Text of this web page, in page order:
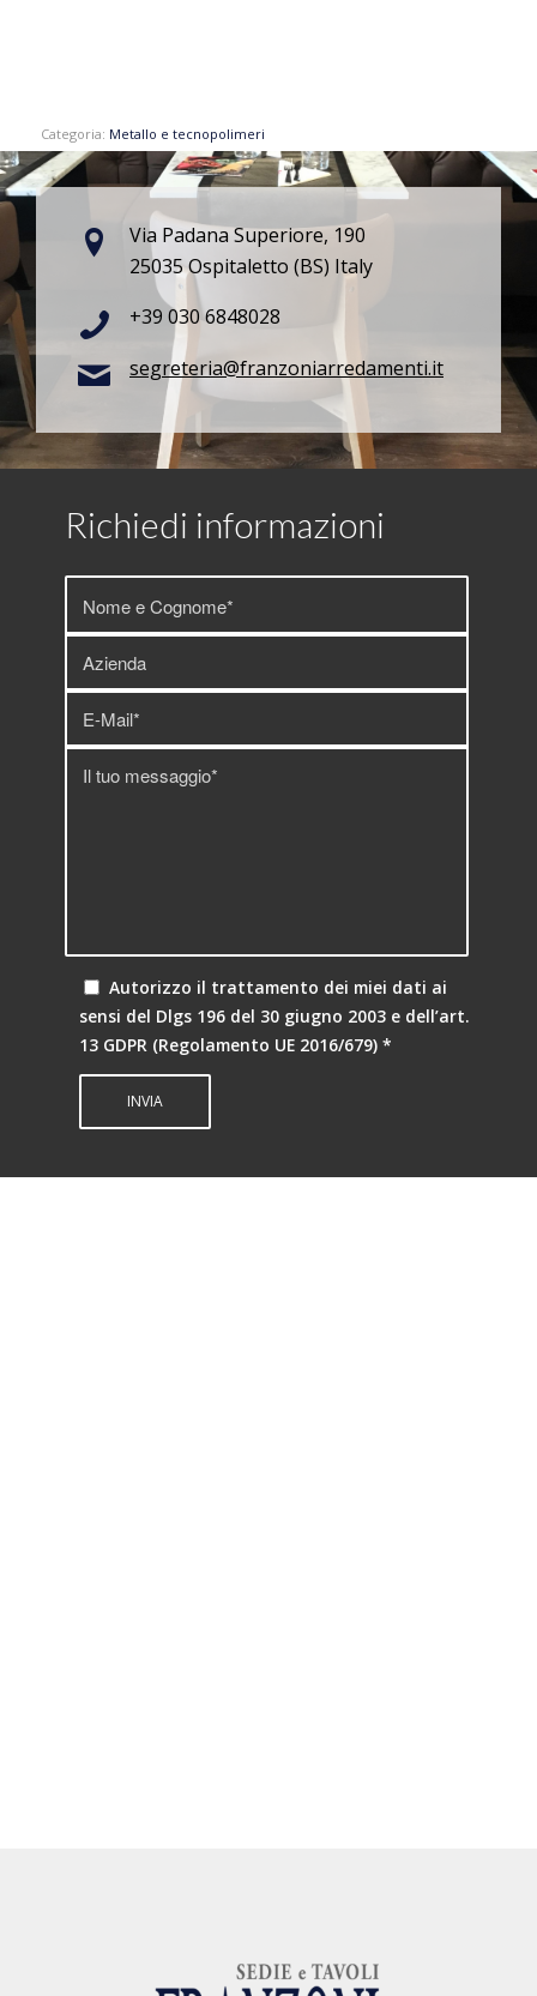
Categoria: Metallo e tecnopolimeri
Via Padana Superiore, 190
25035 Ospitaletto (BS) Italy
+39 030 6848028
segreteria@franzoniarredamenti.it
Richiedi informazioni
Autorizzo il trattamento dei miei dati ai
sensi del Dlgs 196 del 30 giugno 2003 e dell’art.
13 GDPR (Regolamento UE 2016/679) *